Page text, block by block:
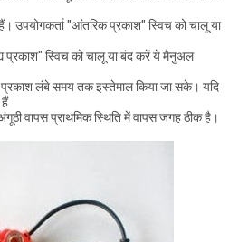
उपयोगकर्ता "आंतरिक प्रकाश" स्विच को चालू या
प्रकाश" स्विच को चालू या बंद करें ये मैनुअल
प्रकाश लंबे समय तक इस्तेमाल किया जा सके। यदि
हैं
वापस प्राथमिक स्थिति में वापस जगह ठीक है।